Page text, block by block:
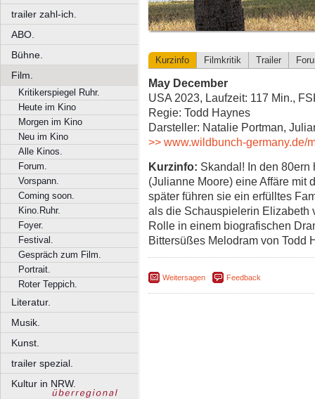
trailer zahl-ich.
ABO.
Bühne.
Film.
Kritikerspiegel Ruhr.
Heute im Kino
Morgen im Kino
Neu im Kino
Alle Kinos.
Forum.
Vorspann.
Coming soon.
Kino.Ruhr.
Foyer.
Festival.
Gespräch zum Film.
Portrait.
Roter Teppich.
Literatur.
Musik.
Kunst.
trailer spezial.
Kultur in NRW.
Kurzinfo Filmkritik Trailer
May December
USA 2023, Laufzeit: 117 Min.,
Regie: Todd Haynes
Darsteller: Natalie Portman,
>> www.wildbunch-germany.de/
Kurzinfo: Skandal! In den
(Julianne Moore) eine Affäre mit
später führen sie ein erfülltes
als die Schauspielerin Elizabeth
Rolle in einem biografischen
Bittersüßes Melodram von Todd
Weitersagen Feedback